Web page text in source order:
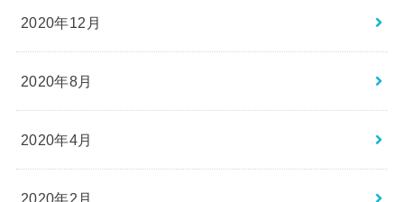
2020年12月
2020年8月
2020年4月
2020年2月